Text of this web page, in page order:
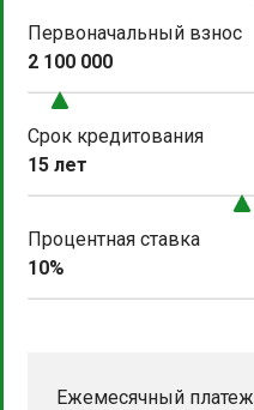
Первоначальный взнос
2 100 000
Срок кредитования
15 лет
Процентная ставка
10%
Ежемесячный платеж